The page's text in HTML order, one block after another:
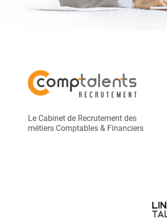
Le Cabinet de Recrutement des
métiers Comptables & Financiers